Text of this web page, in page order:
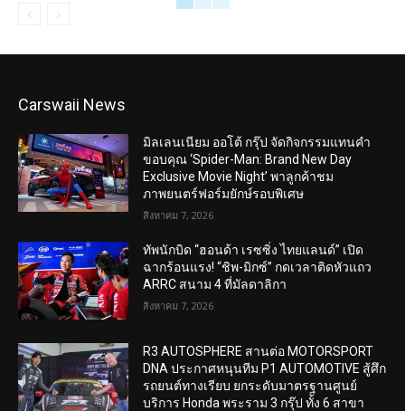
Carswaii News
มิลเลนเนียม ออโต้ กรุ๊ป จัดกิจกรรมแทนคำ
ขอบคุณ ‘Spider-Man: Brand New Day
Exclusive Movie Night’ พาลูกค้าชม
ภาพยนตร์ฟอร์มยักษ์รอบพิเศษ
สิงหาคม 7, 2026
ทัพนักบิด “ฮอนด้า เรซซิ่ง ไทยแลนด์” เปิด
ฉากร้อนแรง! “ชิพ-มิกซ์” กดเวลาติดหัวแถว
ARRC สนาม 4 ที่มัลดาลิกา
สิงหาคม 7, 2026
R3 AUTOSPHERE สานต่อ MOTORSPORT
DNA ประกาศหนุนทีม P1 AUTOMOTIVE สู้ศึก
รถยนต์ทางเรียบ ยกระดับมาตรฐานศูนย์
บริการ Honda พระราม 3 กรุ๊ป ทั้ง 6 สาขา